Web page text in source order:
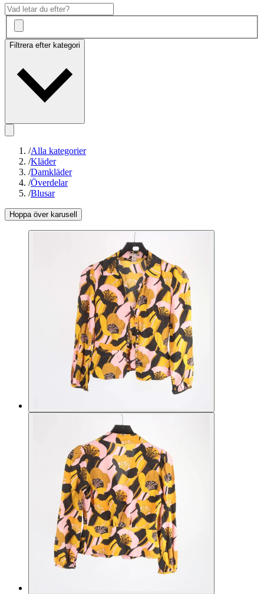
Filtrera efter kategori
/Alla kategorier
/Kläder
/Damkläder
/Överdelar
/Blusar
Hoppa över karusell